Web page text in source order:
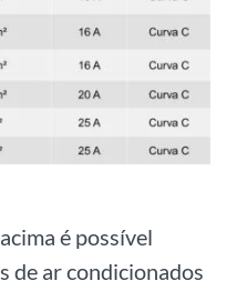
é possível
de ar condicionados